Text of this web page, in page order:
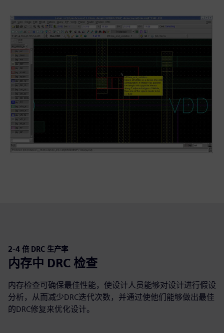
2-4 倍 DRC 生产率
内存中 DRC 检查
内存检查可确保最佳性能，使设计人员能够对设计进行假设
分析，从而减少DRC迭代次数，并通过使他们能够做出最佳
的DRC修复来优化设计。